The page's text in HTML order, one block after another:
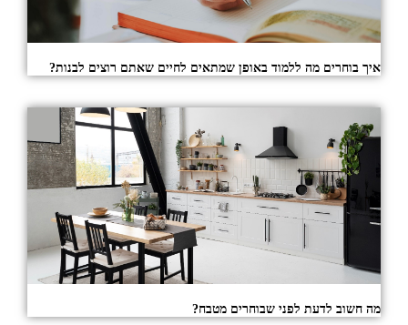
איך בוחרים מה ללמוד באופן שמתאים לחיים שאתם רוצים לבנות?
מה חשוב לדעת לפני שבוחרים מטבח?